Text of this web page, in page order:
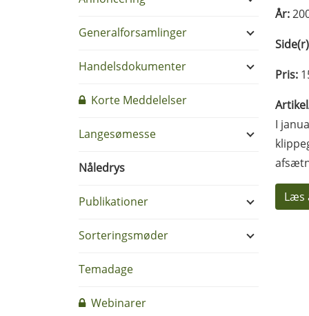
Generalforsamlinger
Handelsdokumenter
Korte Meddelelser
Langesømesse
Nåledrys
Publikationer
Sorteringsmøder
Temadage
Webinarer
År:
Pris:
I
Læs